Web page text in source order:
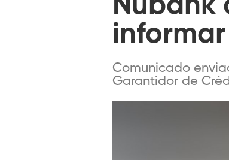
Nubank
Comunicado
Garantidor de